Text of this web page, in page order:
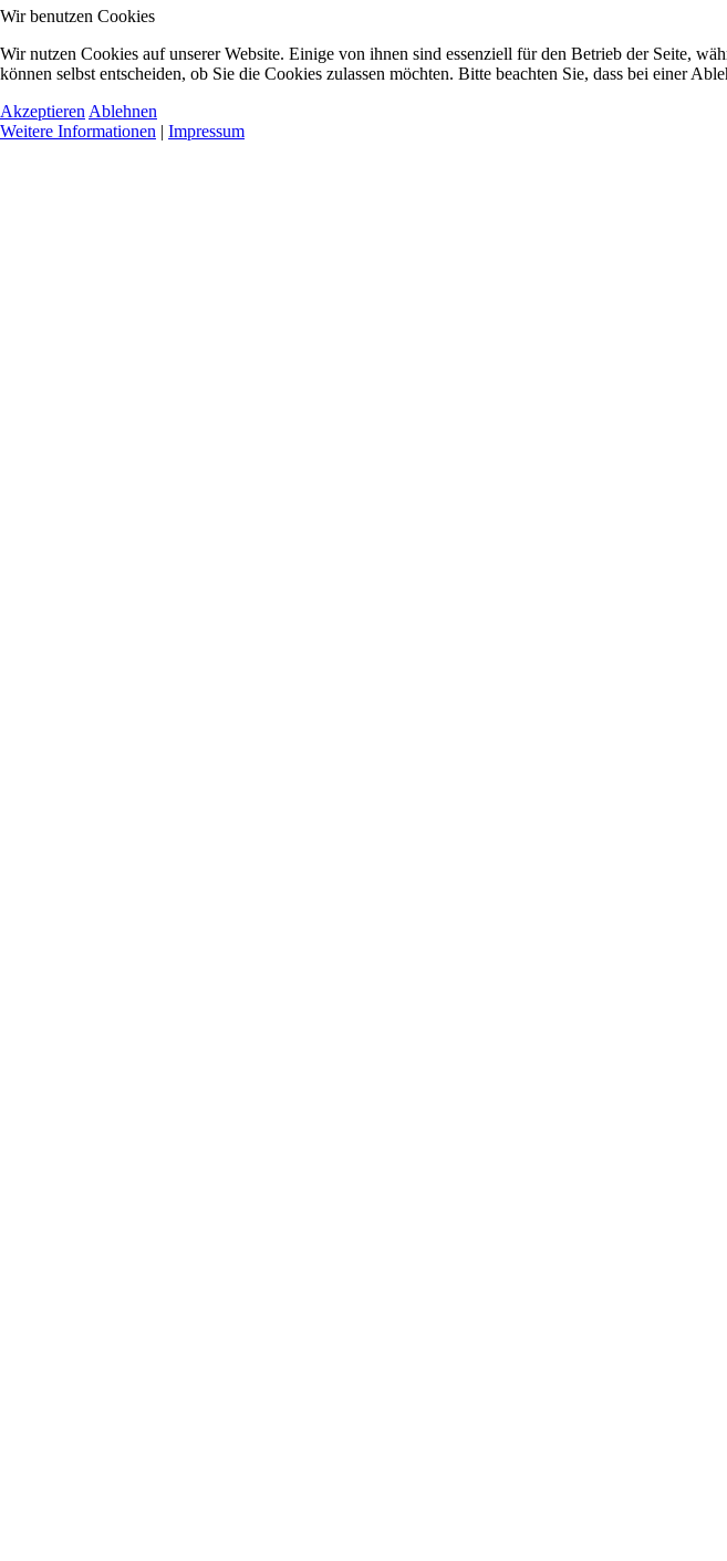
Wir benutzen Cookies
Wir nutzen Cookies auf unserer Website. Einige von ihnen sind essenziell für den Betrieb der Seite,
können selbst entscheiden, ob Sie die Cookies zulassen möchten. Bitte beachten Sie, dass bei einer
Akzeptieren Ablehnen
Weitere Informationen | Impressum